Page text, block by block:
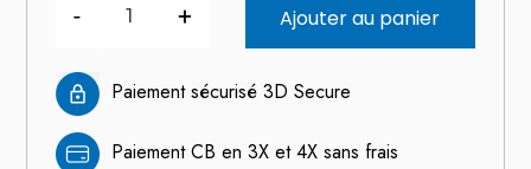
- + Ajouter au panier
Paiement sécurisé 3D Secure
Paiement CB en 3X et 4X sans frais